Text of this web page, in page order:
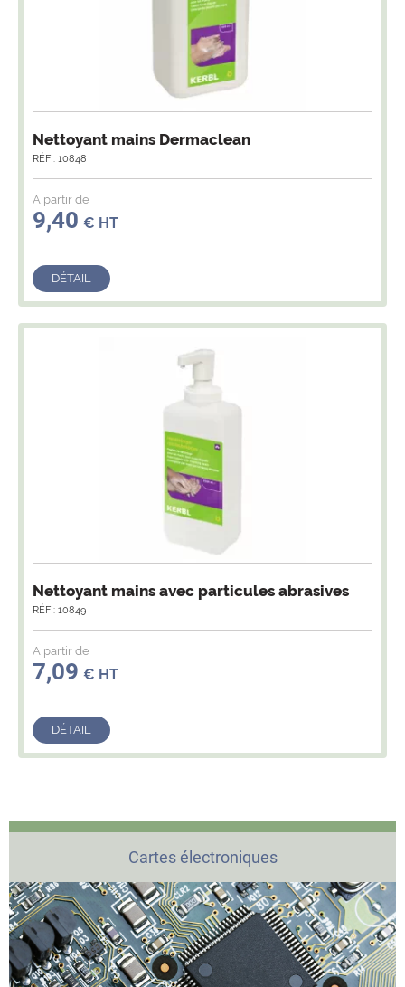
Nettoyant mains Dermaclean
RÉF : 10848
A partir de
9,40 € HT
DÉTAIL
Nettoyant mains avec particules abrasives
RÉF : 10849
A partir de
7,09 € HT
DÉTAIL
Cartes électroniques